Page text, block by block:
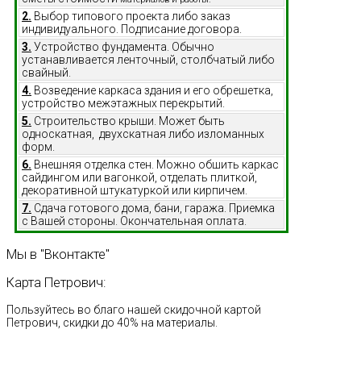
2. Выбор типового проекта либо заказ
индивидуального. Подписание договора.
3. Устройство фундамента. Обычно
устанавливается ленточный, столбчатый либо
свайный.
4. Возведение каркаса здания и его обрешетка,
устройство межэтажных перекрытий.
5. Строительство крыши. Может быть
односкатная, двухскатная либо изломанных
форм.
6. Внешняя отделка стен. Можно обшить каркас
сайдингом или вагонкой, отделать плиткой,
декоративной штукатуркой или кирпичем.
7. Сдача готового дома, бани, гаража. Приемка
с Вашей стороны. Окончательная оплата.
Мы в "Вконтакте"
Карта Петрович:
Пользуйтесь во благо нашей скидочной картой
Петрович, скидки до 40% на материалы.